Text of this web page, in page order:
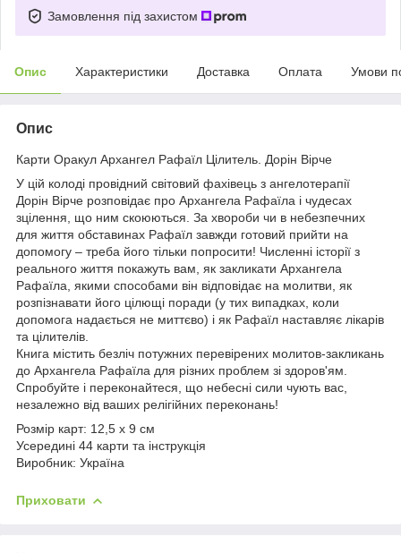
Замовлення під захистом
Опис Характеристики Доставка Оплата Умови
Опис
Карти Оракул Архангел Рафаїл Цілитель. Дорін Вірче
У цій колоді провідний світовий фахівець з ангелотерапії
Дорін Вірче розповідає про Архангела Рафаїла і чудесах
зцілення, що ним скоюються. За хвороби чи в небезпечних
для життя обставинах Рафаїл завжди готовий прийти на
допомогу – треба його тільки попросити! Численні історії з
реального життя покажуть вам, як закликати Архангела
Рафаїла, якими способами він відповідає на молитви, як
розпізнавати його цілющі поради (у тих випадках, коли
допомога надається не миттєво) і як Рафаїл наставляє лікарів
та цілителів.
Книга містить безліч потужних перевірених молитов-закликань
до Архангела Рафаїла для різних проблем зі здоров'ям.
Спробуйте і переконайтеся, що небесні сили чують вас,
незалежно від ваших релігійних переконань!
Розмір карт: 12,5 х 9 см
Усередині 44 карти та інструкція
Виробник: Україна
Приховати